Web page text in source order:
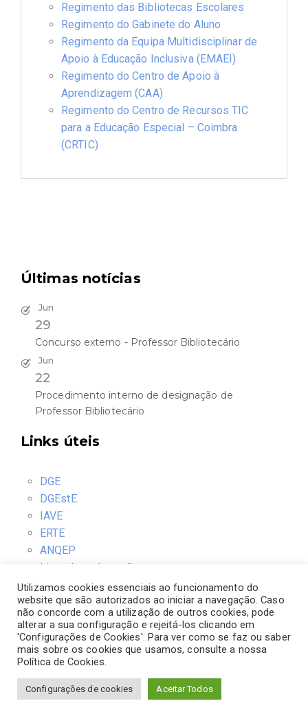
Regimento das Bibliotecas Escolares
Regimento do Gabinete do Aluno
Regimento da Equipa Multidisciplinar de
Apoio à Educação Inclusiva (EMAEI)
Regimento do Centro de Apoio à
Aprendizagem (CAA)
Regimento do Centro de Recursos TIC
para a Educação Especial – Coimbra
(CRTIC)
Últimas notícias
Jun
29
Concurso externo - Professor Bibliotecário
Jun
22
Procedimento interno de designação de
Professor Bibliotecário
Links úteis
DGE
DGEstE
IAVE
ERTE
ANQEP
Livro de reclamações
Contactos
Rua D. Ernesto Sena de Oliveira
3030-378 Coimbra
Telefone: 239792770
Email: direcao@coimbrasul.pt
Utilizamos cookies essenciais ao funcionamento do
website que são autorizados ao iniciar a navegação. Caso
não concorde com a utilização de outros cookies, pode
alterar a sua configuração e rejeitá-los clicando em
'Configurações de Cookies'. Para ver como se faz ou saber
mais sobre os cookies que usamos, consulte a nossa
Política de Cookies.
Configurações de cookies Aceitar Todos